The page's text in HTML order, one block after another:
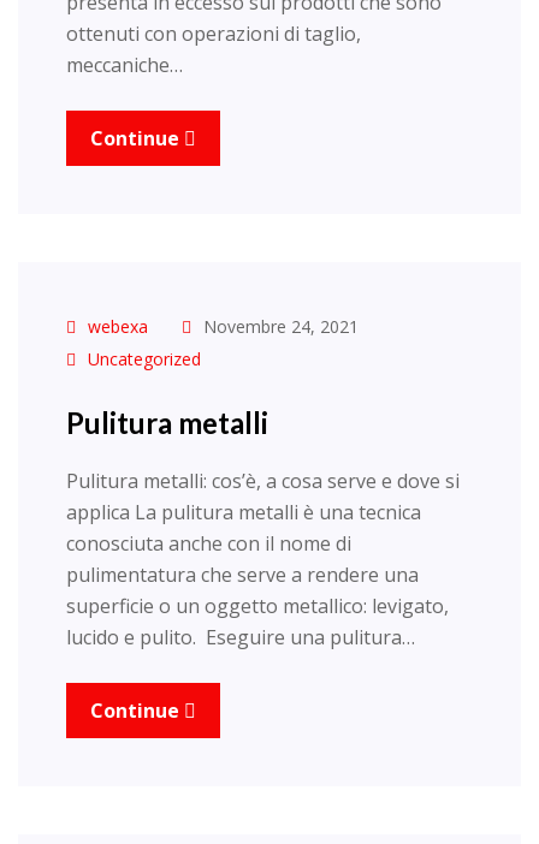
ottenuti con operazioni di taglio,
meccaniche…
Continue
webexa
Novembre 24, 2021
Uncategorized
Pulitura metalli
Pulitura metalli: cos’è, a cosa serve e dove si
applica La pulitura metalli è una tecnica
conosciuta anche con il nome di
pulimentatura che serve a rendere una
superficie o un oggetto metallico: levigato,
lucido e pulito. Eseguire una pulitura…
Continue